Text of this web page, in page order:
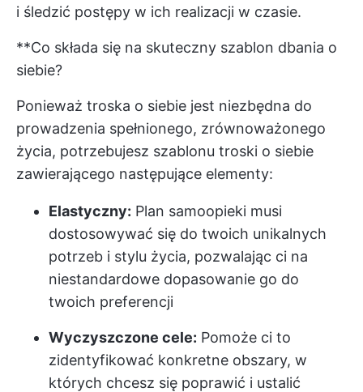
i śledzić postępy w ich realizacji w czasie.
**Co składa się na skuteczny szablon dbania o
siebie?
Ponieważ troska o siebie jest niezbędna do
prowadzenia spełnionego, zrównoważonego
życia, potrzebujesz szablonu troski o siebie
zawierającego następujące elementy:
Elastyczny: Plan samoopieki musi
dostosowywać się do twoich unikalnych
potrzeb i stylu życia, pozwalając ci na
niestandardowe dopasowanie go do
twoich preferencji
Wyczyszczone cele: Pomoże ci to
zidentyfikować konkretne obszary, w
których chcesz się poprawić i ustalić